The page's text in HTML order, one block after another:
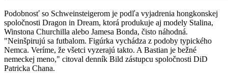
Podobnosť so Schweinsteigerom je podľa vyjadrenia hongkonskej
spoločnosti Dragon in Dream, ktorá produkuje aj modely Stalina,
Winstona Churchilla alebo Jamesa Bonda, čisto náhodná.
"Neinšpirujú sa futbalom. Figúrka vychádza z podoby typického
Nemca. Veríme, že všetci vyzerajú takto. A Bastian je bežné
nemeckej meno," citoval denník Bild zástupcu spoločnosti DiD
Patricka Chana.